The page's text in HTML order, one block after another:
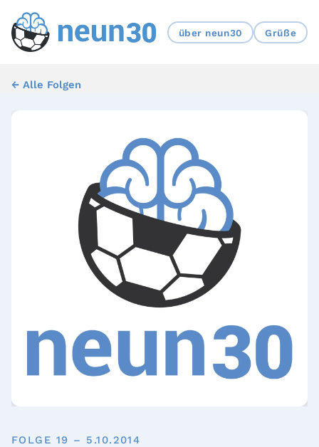
über neun30 Grüße
← Alle Folgen
FOLGE 19 – 5.10.2014